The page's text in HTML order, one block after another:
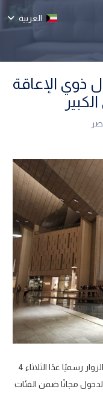
العربية
ذوي الإعاقة
يبدأ المتحف المصري الكبير في مصر استقبال الزوار رسميًا غدًا الثلاثاء 4
مجانًا ضمن الفئات